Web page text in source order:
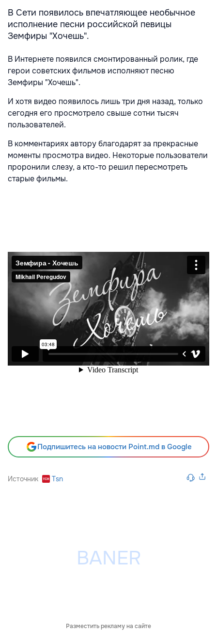
В Сети появилось впечатляющее необычное
исполнение песни российской певицы
Земфиры "Хочешь".
В Интернете появился смонтированный ролик, где
герои советских фильмов исполняют песню
Земфиры "Хочешь".
И хотя видео появилось лишь три дня назад, только
сегодня его просмотрело свыше сотни тысяч
пользователей.
В комментариях автору благодарят за прекрасные
моменты просмотра видео. Некоторые пользователи
проронили слезу, а кто-то решил пересмотреть
старые фильмы.
Подпишитесь на новости Point.md в Google
Источник Tsn
Разместить рекламу на сайте